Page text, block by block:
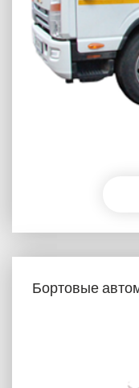
Бортовые